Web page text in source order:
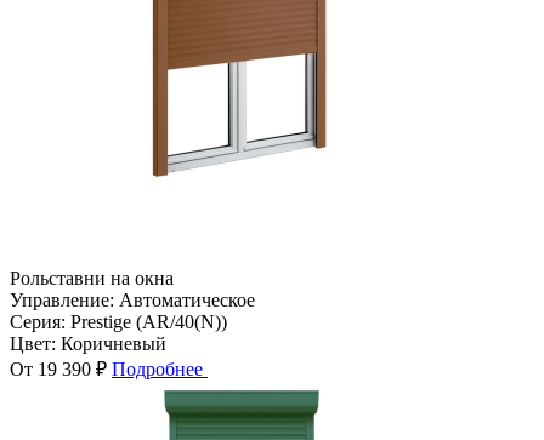
Рольставни на окна
Управление: Автоматическое
Серия: Prestige (AR/40(N))
Цвет: Коричневый
От 19 390 ₽ Подробнее